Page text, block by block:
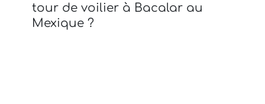
tour de voilier à Bacalar au
Mexique ?